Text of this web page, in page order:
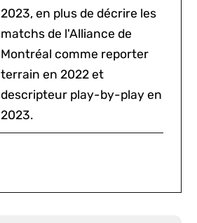
2023, en plus de décrire les
matchs de l'Alliance de
Montréal comme reporter
terrain en 2022 et
descripteur play-by-play en
2023.